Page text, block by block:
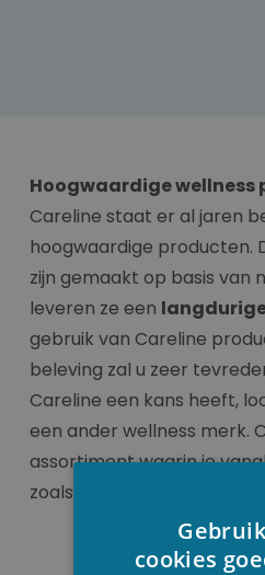
Hoogwaardige wellness
Careline staat er al jaren
hoogwaardige producten.
zijn gemaakt op basis van
leveren ze een
gebruik van Careline
beleving zal u zeer
Careline een kans heeft,
een ander wellness merk.
assortiment waarin je
zoals: badgeuren,
cookies